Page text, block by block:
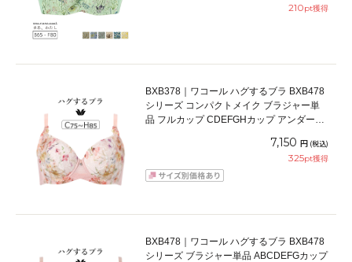
210pt獲得
BXB378｜ワコール ハグするブラ BXB478
シリーズ コンパクトメイク ブラジャー単
品 フルカップ CDEFGHカップ アンダー
7,150 円 (税込)
325pt獲得
BXB478｜ワコール ハグするブラ BXB478
シリーズ ブラジャー単品 ABCDEFGカップ